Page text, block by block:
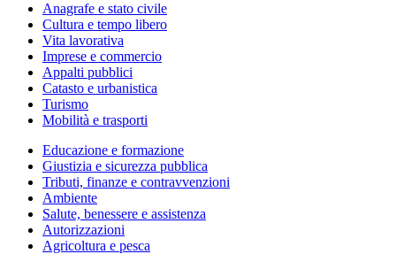
Anagrafe e stato civile
Cultura e tempo libero
Vita lavorativa
Imprese e commercio
Appalti pubblici
Catasto e urbanistica
Turismo
Mobilità e trasporti
Educazione e formazione
Giustizia e sicurezza pubblica
Tributi, finanze e contravvenzioni
Ambiente
Salute, benessere e assistenza
Autorizzazioni
Agricoltura e pesca